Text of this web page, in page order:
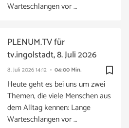
Warteschlangen vor …
bookmark_border
8. Juli 202614:12 04:00 Min.
PLENUM.TV für
tv.ingolstadt, 8. Juli 2026
Heute geht es bei uns um zwei
Themen, die viele Menschen aus
dem Alltag kennen: Lange
Warteschlangen vor …